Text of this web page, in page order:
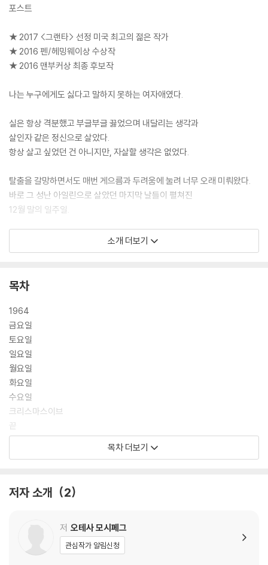
포스트
★ 2017 <그랜타> 선정 미국 최고의 젊은 작가
★ 2016 펜/헤밍웨이상 수상작
★ 2016 맨부커상 최종 후보작
나는 누구에게도 싫다고 말하지 못하는 여자애였다.
실은 항상 격분했고 부글부글 끓었으며 내달리는 생각과
살인자 같은 정신으로 살았다.
항상 살고 싶었던 건 아니지만, 자살할 생각은 없었다.
탈출을 갈망하면서도 매번 게으름과 두려움에 눌려 너무 오래 미뤄왔다.
바로 그 성난 아일린으로 살았던 마지막 날들이 펼쳐진
12월 말의 일주일.
그 밤 처음으로 진정한 나 자신을 보았다.
한창 변화하는 삶의 진통을 겪고 있는 작은 인간.
내 평생의 예금. 그리고 총이 있었다.
소개 더보기
목차
1964
금요일
토요일
일요일
월요일
화요일
수요일
크리스마스이브
끝
목차 더보기
저자 소개 2
저 오테사 모시페그
관심작가 알림신청